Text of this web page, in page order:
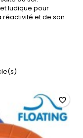
ludique pour
et de son
favorite_border